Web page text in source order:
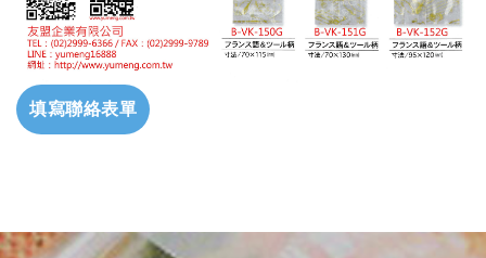
填寫聯絡表單